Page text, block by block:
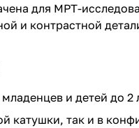
для МРТ-
и контрастной
и детей до 2
катушки, так и в